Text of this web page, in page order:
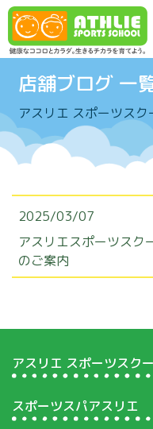
Skip to content
店舗ブログ 一
アスリエ スポーツスク
2025/03/07
アスリエスポーツスク
のご案内
アスリエ スポーツスク
スポーツスパアスリエ